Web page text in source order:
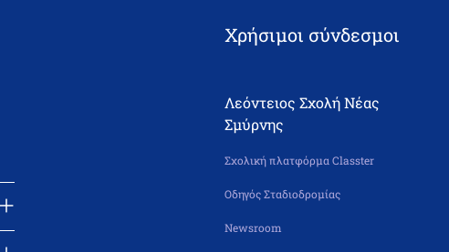
Χρήσιμοι σύνδεσμοι
Λεόντειος Σχολή Νέας
Σμύρνης
Σχολική πλατφόρμα Classter
Οδηγός Σταδιοδρομίας
Newsroom